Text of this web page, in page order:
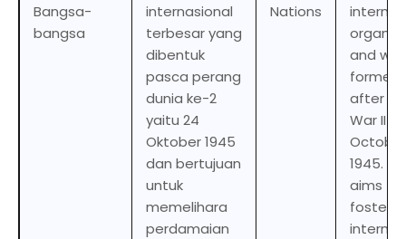
Bangsa-
bangsa
internasional
terbesar yang
dibentuk
pasca perang
dunia ke-2
yaitu 24
Oktober 1945
dan bertujuan
untuk
memelihara
perdamaian
Nations
and was
formed
after
War II
October
1945. Its
aims to
foster